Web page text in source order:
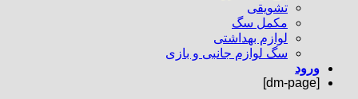
تشویقی
مکمل سگ
لوازم بهداشتی
سگ لوازم جانبی و بازی
ورود
[dm-page]